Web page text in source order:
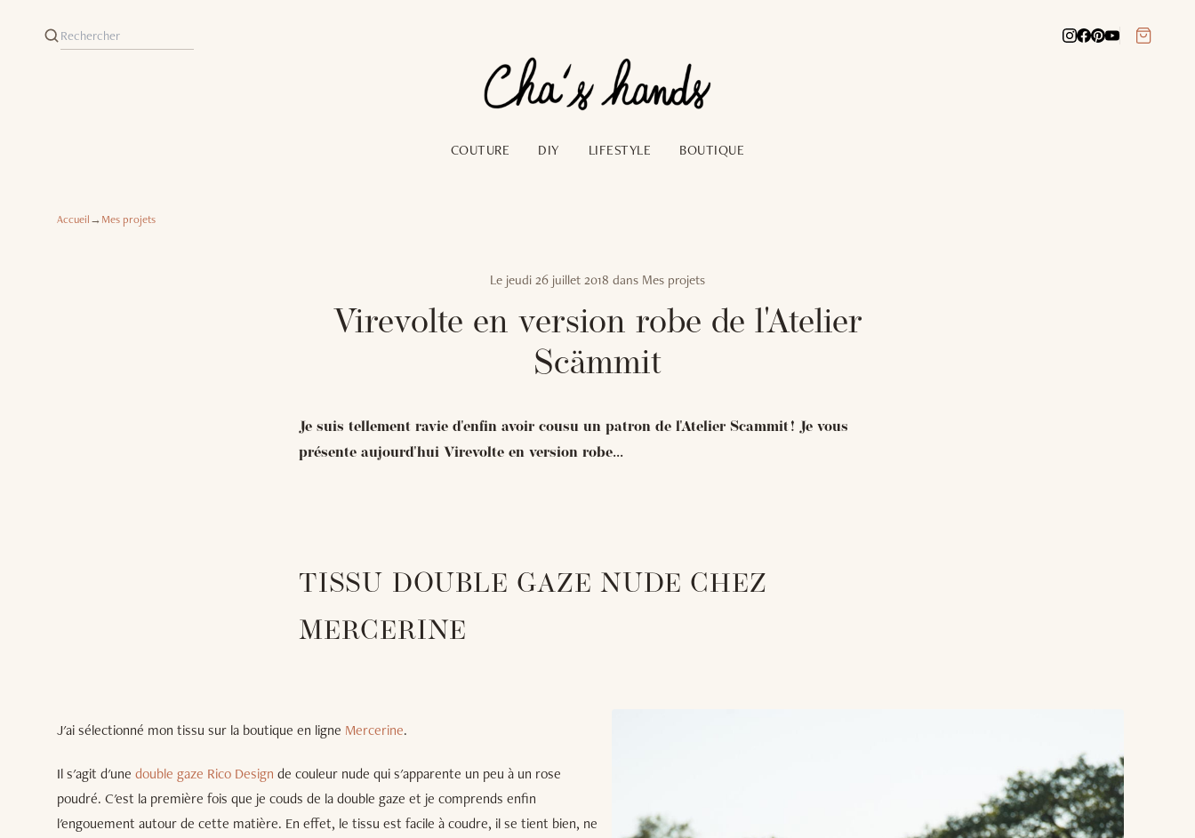
COUTURE DIY LIFESTYLE BOUTIQUE
Accueil→Mes projets
Le jeudi 26 juillet 2018 dans Mes projets
Virevolte en version robe de l'Atelier
Scämmit
Je suis tellement ravie d'enfin avoir cousu un patron de l'Atelier Scammit ! Je vous
présente aujourd'hui Virevolte en version robe...
TISSU DOUBLE GAZE NUDE CHEZ
MERCERINE
J'ai sélectionné mon tissu sur la boutique en ligne Mercerine.
Il s'agit d'une double gaze Rico Design de couleur nude qui s'apparente un peu à un rose
poudré. C'est la première fois que je couds de la double gaze et je comprends enfin
l'engouement autour de cette matière. En effet, le tissu est facile à coudre, il se tient bien, ne